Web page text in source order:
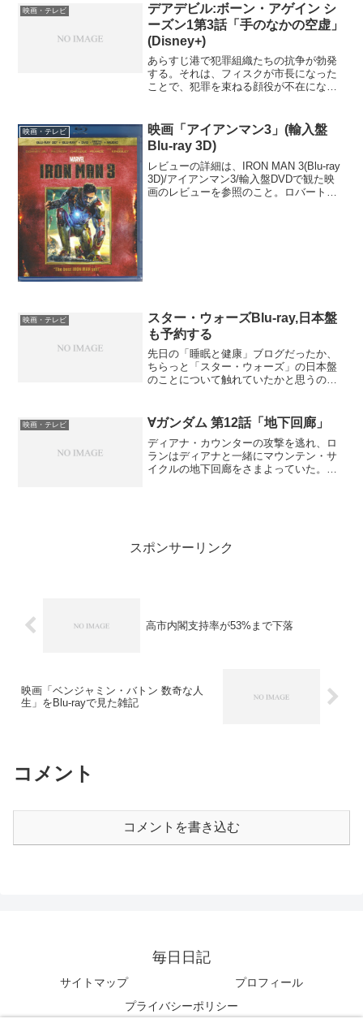
映画・テレビ
デアデビル:ボーン・アゲイン シ
ーズン1第3話「手のなかの空虚」
(Disney+)
あらすじ港で犯罪組織たちの抗争が勃発
する。それは、フィスクが市長になった
ことで、犯罪を束ねる顔役が不在になっ
たが、フィスクには市長になったこと
で、さらに大きなことを行お...
映画・テレビ
映画「アイアンマン3」(輸入盤
Blu-ray 3D)
レビューの詳細は、IRON MAN 3(Blu-ray
3D)/アイアンマン3/輸入盤DVDで観た映
画のレビューを参照のこと。ロバート・
映画・テレビ
スター・ウォーズBlu-ray,日本盤
も予約する
先日の「睡眠と健康」ブログだったか、
ちらっと「スター・ウォーズ」の日本盤
のことについて触れていたかと思うのだ
ら、先着予約特典付きの予約が
Amazon.co.jpで復活...
映画・テレビ ∀ガンダム 第12話「地下回廊」
ディアナ・カウンターの攻撃を逃れ、ロ
ランはディアナと一緒にマウンテン・サ
イクルの地下回廊をさまよっていた。し
スポンサーリンク
高市内閣支持率が53%まで下落
映画「ベンジャミン・バトン 数奇な人
生」をBlu-rayで見た雑記
コメント
コメントを書き込む
毎日日記
サイトマップ
プロフィール
プライバシーポリシー